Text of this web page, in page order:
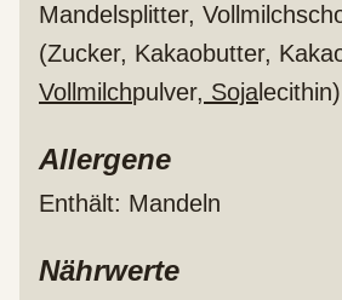
Mandelsplitter,
(Zucker, Kakaobutter,
Vollmilchpulver, Sojalecithin)
Allergene
Enthält: Mandeln
Nährwerte